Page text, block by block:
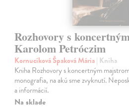
Rozhovory s
Karolom Petróczim
Kornucíková Špaková Mária| Kniha
Kniha Rozhovory s koncertným
monografia, na akú sme zvyknutí.
a informácií.
Na sklade